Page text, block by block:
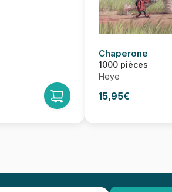
Chaperone
1000 pièces
Heye
15,95€